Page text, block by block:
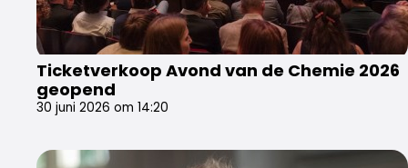
Ticketverkoop Avond van de Chemie 2026
geopend
30 juni 2026 om 14:20